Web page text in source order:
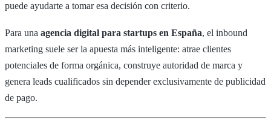
puede ayudarte a tomar esa decisión con criterio.
Para una agencia digital para startups en España, el inbound
marketing suele ser la apuesta más inteligente: atrae clientes
potenciales de forma orgánica, construye autoridad de marca y
genera leads cualificados sin depender exclusivamente de publicidad
de pago.